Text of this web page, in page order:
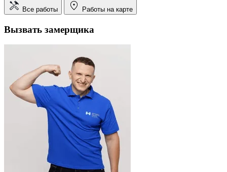
Все работы Работы на карте
Вызвать замерщика